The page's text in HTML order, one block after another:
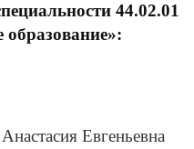
44.02.01
Евгеньевна